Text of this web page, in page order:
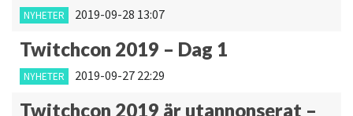
NYHETER 2019-09-28 13:07
Twitchcon 2019 – Dag 1
NYHETER 2019-09-27 22:29
Twitchcon 2019 är utannonserat –